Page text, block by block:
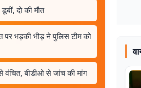
दो की मौत
पर भड़की भीड़ ने पुलिस टीम को
वंचित, बीडीओ से जांच की मांग